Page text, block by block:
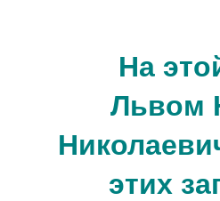
На
Львом
этих